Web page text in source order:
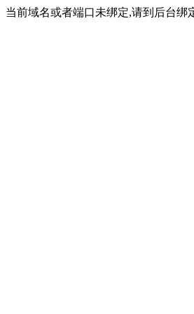
当前域名或者端口未绑定,请到后台绑